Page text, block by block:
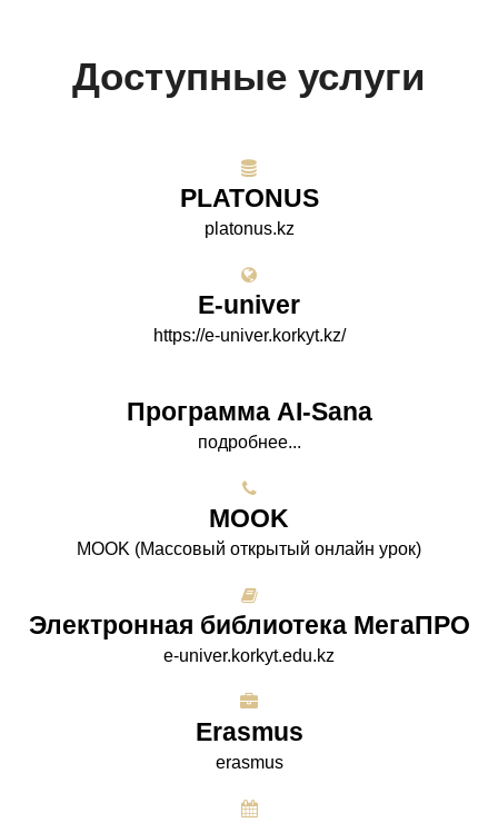
Доступные услуги
PLATONUS
platonus.kz
E-univer
https://e-univer.korkyt.kz/
Программа AI-Sana
подробнее...
МООK
МООK (Массовый открытый онлайн урок)
Электронная библиотека МегаПРО
e-univer.korkyt.edu.kz
Erasmus
erasmus